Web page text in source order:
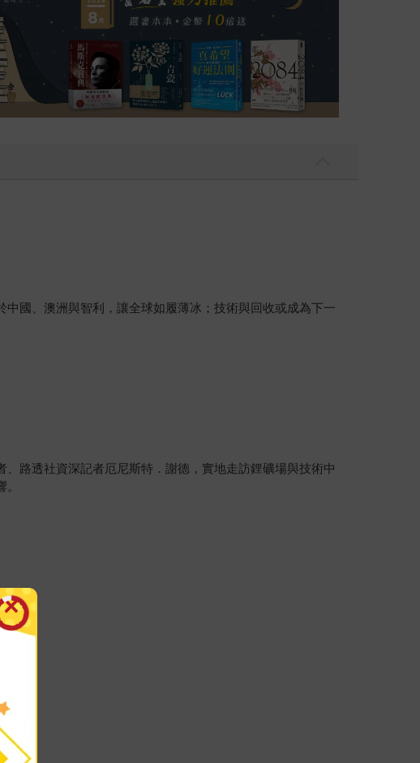
國、澳洲與智利，讓全球如履薄冰；技術與回收或成為下一
路透社資深記者厄尼斯特．謝德，實地走訪鋰礦場與技術中